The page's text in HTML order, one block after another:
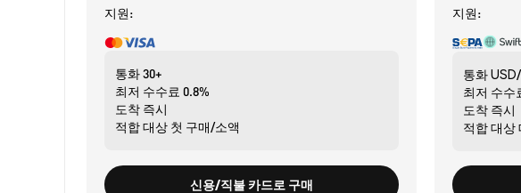
지원:
통화30+
최저 수수료 0.8%
도착 즉시
적합 대상 첫 구매/소액
신용/직불 카드로 구매
지원:
통화
최저 수수
도착 즉시
적합 대상